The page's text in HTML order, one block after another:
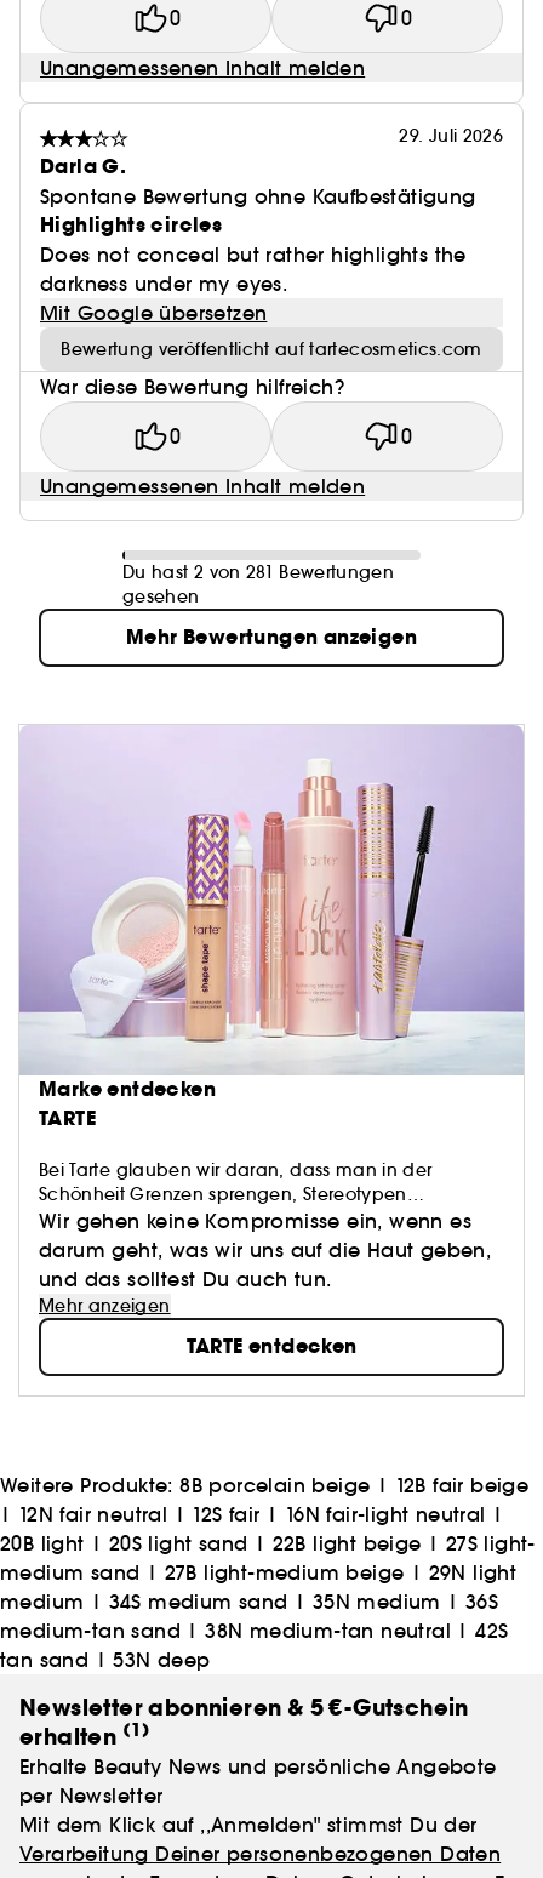
0 0
Unangemessenen Inhalt melden
29. Juli 2026
Darla G.
Spontane Bewertung ohne Kaufbestätigung
Highlights circles
Does not conceal but rather highlights the
darkness under my eyes.
Mit Google übersetzen
Bewertung veröffentlicht auf tartecosmetics.com
War diese Bewertung hilfreich?
0 0
Unangemessenen Inhalt melden
Du hast 2 von 281 Bewertungen
gesehen
Mehr Bewertungen anzeigen
Marke entdecken
TARTE
Bei Tarte glauben wir daran, dass man in der
Schönheit Grenzen sprengen, Stereotypen
abschaffen und freundlich sein muss. Wir glauben
an hohe Leistung UND Natürlichkeit. Wir glauben an
das künstlerische Schaffen UND die Kraft der
Inhaltsstoffe.
Wir gehen keine Kompromisse ein, wenn es
darum geht, was wir uns auf die Haut geben,
und das solltest Du auch tun.
Mehr anzeigen
TARTE entdecken
Weitere Produkte:8B porcelain beige | 12B fair beige
| 12N fair neutral | 12S fair | 16N fair-light neutral |
20B light | 20S light sand | 22B light beige | 27S light-
medium sand | 27B light-medium beige | 29N light
medium | 34S medium sand | 35N medium |36S
medium-tan sand |38N medium-tan neutral |42S
tan sand |53N deep
Newsletter abonnieren & 5 €-Gutschein
erhalten (1)
Erhalte Beauty News und persönliche Angebote
per Newsletter
Mit dem Klick auf ,,Anmelden" stimmst Du der
Verarbeitung Deiner personenbezogenen Daten